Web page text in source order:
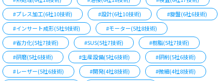
#プレス加工(6社10技術)
#設計(6社10技術)
#旋盤(6社6技術)
#インサート成形(5社9技術)
#モーター(5社8技術)
#省力化(5社7技術)
#SUS(5社7技術)
#樹脂(5社7技術)
#研磨(5社6技術)
#生産設備(5社6技術)
#研削(5社6技術)
#レーザー(5社6技術)
#開発(4社8技術)
#微細(4社8技術)